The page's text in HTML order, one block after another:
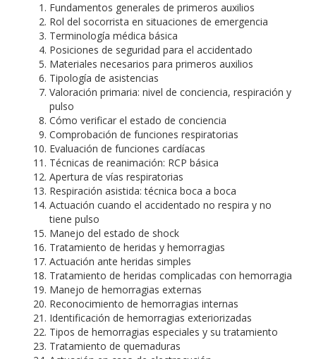
Fundamentos generales de primeros auxilios
Rol del socorrista en situaciones de emergencia
Terminología médica básica
Posiciones de seguridad para el accidentado
Materiales necesarios para primeros auxilios
Tipología de asistencias
Valoración primaria: nivel de conciencia, respiración y
pulso
Cómo verificar el estado de conciencia
Comprobación de funciones respiratorias
Evaluación de funciones cardíacas
Técnicas de reanimación: RCP básica
Apertura de vías respiratorias
Respiración asistida: técnica boca a boca
Actuación cuando el accidentado no respira y no
tiene pulso
Manejo del estado de shock
Tratamiento de heridas y hemorragias
Actuación ante heridas simples
Tratamiento de heridas complicadas con hemorragia
Manejo de hemorragias externas
Reconocimiento de hemorragias internas
Identificación de hemorragias exteriorizadas
Tipos de hemorragias especiales y su tratamiento
Tratamiento de quemaduras